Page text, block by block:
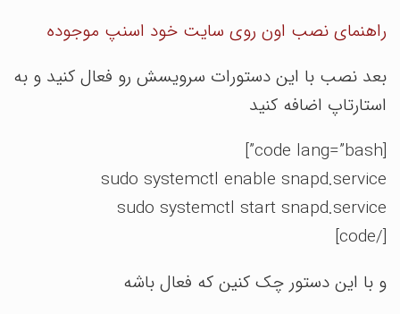
راهنمای نصب اون روی سایت خود اسنپ موجوده
بعد نصب با این دستورات سرویسش رو فعال کنید و به
استارتاپ اضافه کنید
[code lang=”bash”]
sudo systemctl enable snapd.service
sudo systemctl start snapd.service
[/code]
و با این دستور چک کنین که فعال باشه